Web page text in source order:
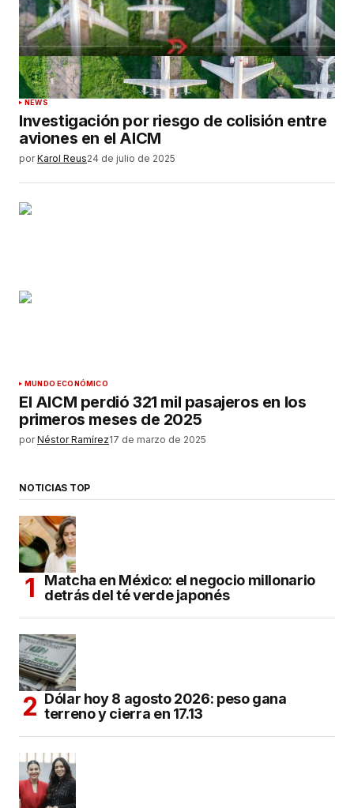
NEWS
Investigación por riesgo de colisión entre
aviones en el AICM
por Karol Reus24 de julio de 2025
MUNDO ECONÓMICO
El AICM perdió 321 mil pasajeros en los
primeros meses de 2025
por Néstor Ramírez17 de marzo de 2025
NOTICIAS TOP
Matcha en México: el negocio millonario
detrás del té verde japonés
Dólar hoy 8 agosto 2026: peso gana
terreno y cierra en 17.13